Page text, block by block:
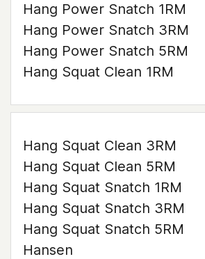
Hang Power Snatch 1RM
Hang Power Snatch 3RM
Hang Power Snatch 5RM
Hang Squat Clean 1RM
Hang Squat Clean 3RM
Hang Squat Clean 5RM
Hang Squat Snatch 1RM
Hang Squat Snatch 3RM
Hang Squat Snatch 5RM
Hansen